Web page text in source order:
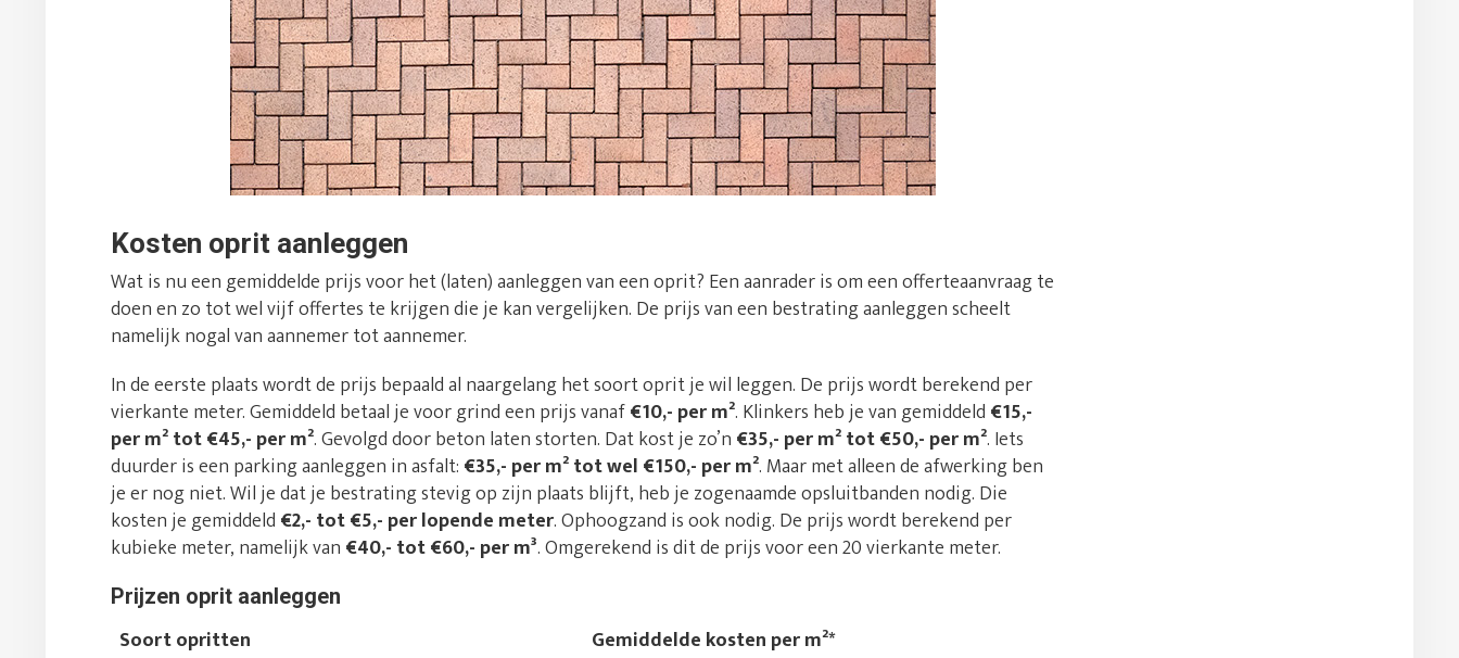
Kosten oprit aanleggen
Wat is nu een gemiddelde prijs voor het (laten) aanleggen van een oprit? Een aanrader is om een offerteaanvraag te
doen en zo tot wel vijf offertes te krijgen die je kan vergelijken. De prijs van een bestrating aanleggen scheelt
namelijk nogal van aannemer tot aannemer.
In de eerste plaats wordt de prijs bepaald al naargelang het soort oprit je wil leggen. De prijs wordt berekend per
vierkante meter. Gemiddeld betaal je voor grind een prijs vanaf€10,- per m². Klinkers heb je van gemiddeld €15,-
per m² tot €45,- per m². Gevolgd door beton laten storten. Dat kost je zo’n €35,- per m² tot €50,- per m². Iets
duurder is een parking aanleggen in asfalt: €35,- per m² tot wel €150,- per m². Maar met alleen de afwerking ben
je er nog niet. Wil je dat je bestrating stevig op zijn plaats blijft, heb je zogenaamde opsluitbanden nodig. Die
kosten je gemiddeld €2,- tot €5,- per lopende meter. Ophoogzand is ook nodig. De prijs wordt berekend per
kubieke meter, namelijk van €40,- tot €60,- per m³. Omgerekend is dit de prijs voor een 20 vierkante meter.
Prijzen oprit aanleggen
Soort opritten
Gemiddelde kosten per m²*